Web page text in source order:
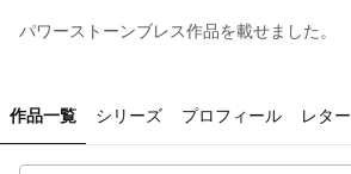
パワーストーンブレス作品を載せました。
作品一覧 シリーズ プロフィール レター